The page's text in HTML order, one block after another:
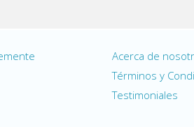
Acerca de
Términos y
Testimoniales